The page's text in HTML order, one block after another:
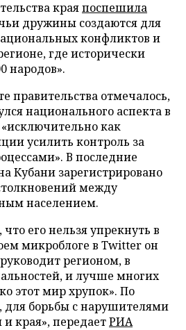
краяпоспешила
дружины создаются для
конфликтов и
где исторически
народов».
правительства отмечалось,
национального аспекта в
как
усилить контроль за
В последние
Кубани зарегистрировано
между
населением.
его нельзя упрекнуть в
микроблоге в Twitter он
регионом, в
и лучше многих
этот мир хрупок». По
для борьбы с нарушителями
и края», передаетРИА